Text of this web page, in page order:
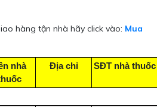
hàng tận nhà hãy click vào: Mua
nhà
Địa chỉ SĐT nhà thuốc